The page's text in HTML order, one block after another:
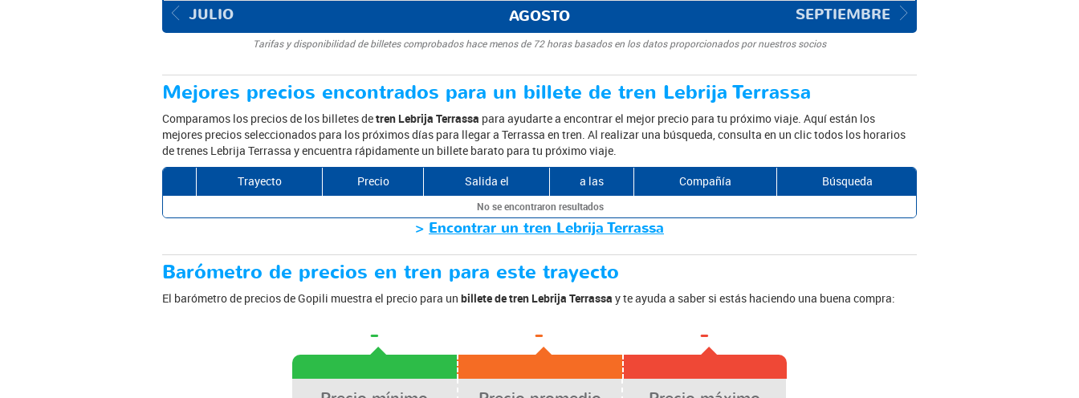
JULIO SEPTIEMBRE
AGOSTO
Tarifas y disponibilidad de billetes comprobados hace menos de 72 horas basados en los datos proporcionados por nuestros socios
Mejores precios encontrados para un billete de tren Lebrija Terrassa
Comparamos los precios de los billetes detren Lebrija Terrassa para ayudarte a encontrar el mejor precio para tu próximo viaje. Aquí están los
mejores precios seleccionados para los próximos días para llegar a Terrassa en tren. Al realizar una búsqueda, consulta en un clic todos los horarios
de trenes Lebrija Terrassa y encuentra rápidamente un billete barato para tu próximo viaje.
Trayecto
Precio Salida el a las Compañía Búsqueda
No se encontraron resultados
> Encontrar un tren Lebrija Terrassa
Barómetro de precios en tren para este trayecto
El barómetro de precios de Gopili muestra el precio para un billete de tren Lebrija Terrassa y te ayuda a saber si estás haciendo una buena compra:
- - -